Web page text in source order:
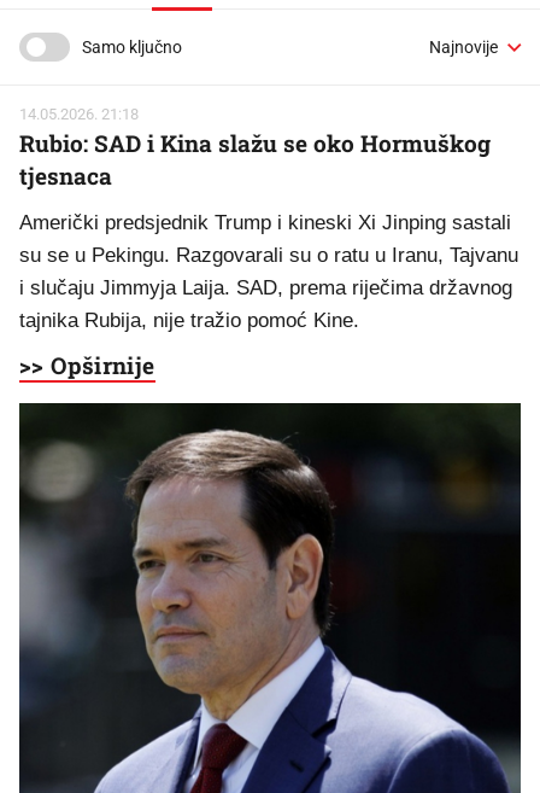
Samo ključno
14.05.2026. 21:18
Rubio: SAD i Kina slažu se oko Hormuškog
tjesnaca
Američki predsjednik Trump i kineski Xi Jinping sastali
su se u Pekingu. Razgovarali su o ratu u Iranu, Tajvanu
i slučaju Jimmyja Laija. SAD, prema riječima državnog
tajnika Rubija, nije tražio pomoć Kine.
>> Opširnije